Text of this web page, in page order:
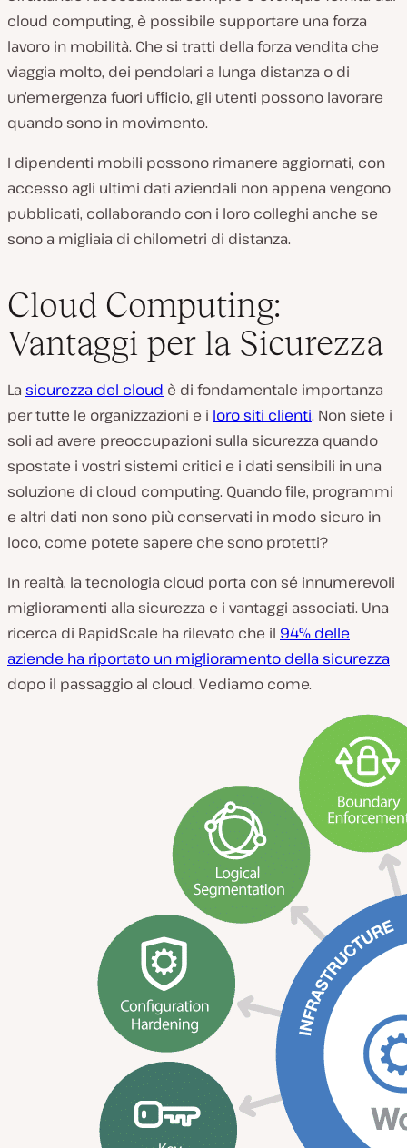
cloud computing, è possibile supportare una forza
lavoro in mobilità. Che si tratti della forza vendita che
viaggia molto, dei pendolari a lunga distanza o di
un’emergenza fuori ufficio, gli utenti possono lavorare
quando sono in movimento.
I dipendenti mobili possono rimanere aggiornati, con
accesso agli ultimi dati aziendali non appena vengono
pubblicati, collaborando con i loro colleghi anche se
sono a migliaia di chilometri di distanza.
Cloud Computing:
Vantaggi per la Sicurezza
La sicurezza del cloud è di fondamentale importanza
per tutte le organizzazioni e i loro siti clienti. Non siete i
soli ad avere preoccupazioni sulla sicurezza quando
spostate i vostri sistemi critici e i dati sensibili in una
soluzione di cloud computing. Quando file, programmi
e altri dati non sono più conservati in modo sicuro in
loco, come potete sapere che sono protetti?
In realtà, la tecnologia cloud porta con sé innumerevoli
miglioramenti alla sicurezza e i vantaggi associati. Una
ricerca di RapidScale ha rilevato che il 94% delle
aziende ha riportato un miglioramento della sicurezza
dopo il passaggio al cloud. Vediamo come.